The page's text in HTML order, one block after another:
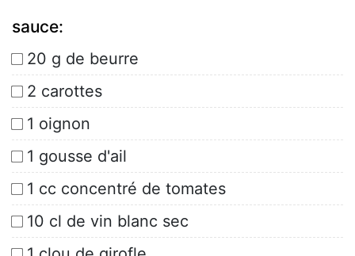
sauce:
20 g de beurre
2 carottes
1 oignon
1 gousse d'ail
1 cc concentré de tomates
10 cl de vin blanc sec